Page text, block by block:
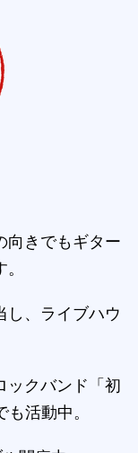
向きでもギター
し、ライブハウ
ックバンド「初
活動中。